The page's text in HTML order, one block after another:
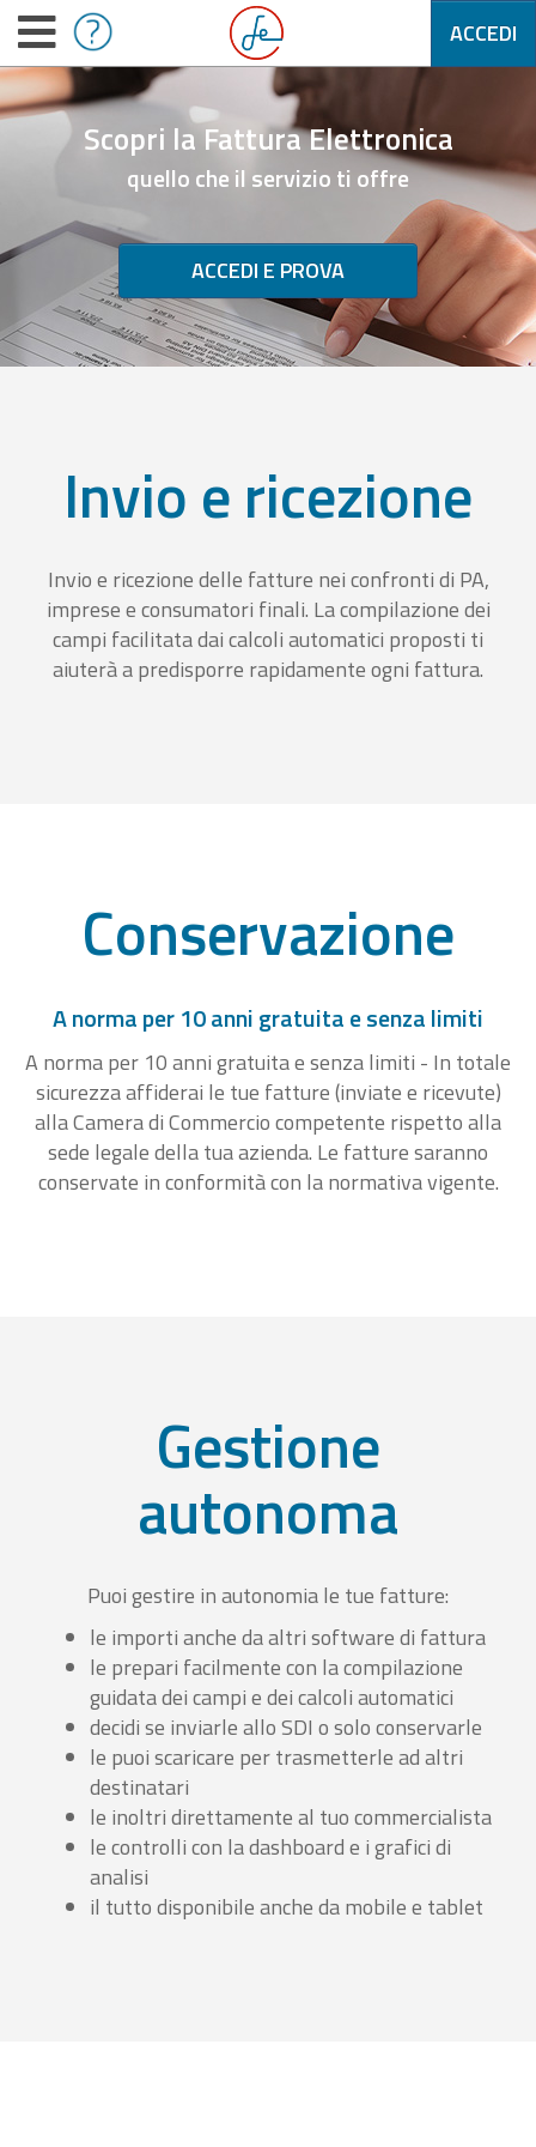
ACCEDI
Scopri la Fattura Elettronica
quello che il servizio ti offre
ACCEDI E PROVA
Invio e ricezione
Invio e ricezione delle fatture nei confronti di PA,
imprese e consumatori finali. La compilazione dei
campi facilitata dai calcoli automatici proposti ti
aiuterà a predisporre rapidamente ogni fattura.
Conservazione
A norma per 10 anni gratuita e senza limiti
A norma per 10 anni gratuita e senza limiti - In totale
sicurezza affiderai le tue fatture (inviate e ricevute)
alla Camera di Commercio competente rispetto alla
sede legale della tua azienda. Le fatture saranno
conservate in conformità con la normativa vigente.
Gestione
autonoma
Puoi gestire in autonomia le tue fatture:
le importi anche da altri software di fattura
le prepari facilmente con la compilazione
guidata dei campi e dei calcoli automatici
decidi se inviarle allo SDI o solo conservarle
le puoi scaricare per trasmetterle ad altri
destinatari
le inoltri direttamente al tuo commercialista
le controlli con la dashboard e i grafici di
analisi
il tutto disponibile anche da mobile e tablet